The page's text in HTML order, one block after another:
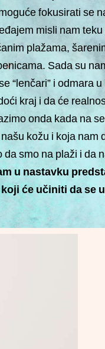
fokusirati se
misli nam
plažama,
Sada su
“lenčari” i odmara
kraj i da će
onda kada na
kožu i koja nam
smo na plaži i da
u nastavku
će učiniti da se